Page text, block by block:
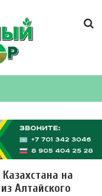
на
Алтайского